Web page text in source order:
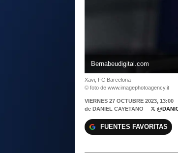
Bernabeudigital.com
Xavi, FC Barcelona
© foto de www.imagephotoagency.it
VIERNES 27 OCTUBRE 2023, 13:00
de DANIEL CAYETANO
FUENTES FAVORITAS